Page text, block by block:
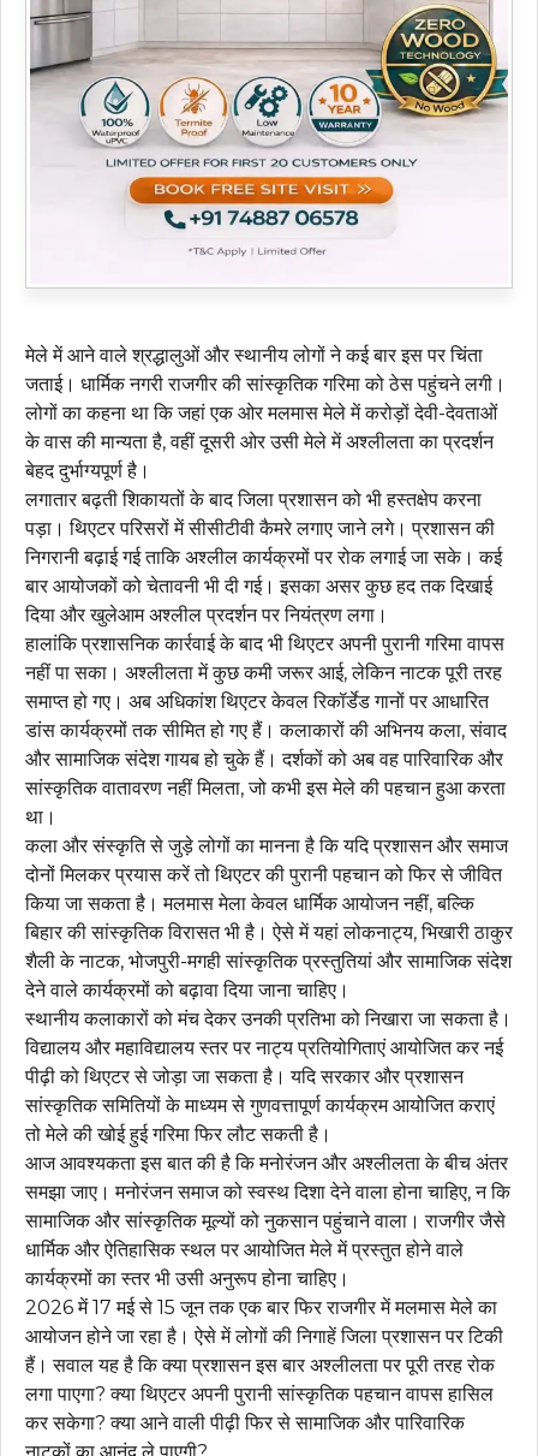
मेले में आने वाले श्रद्धालुओं और स्थानीय लोगों ने कई बार इस पर चिंता
जताई। धार्मिक नगरी राजगीर की सांस्कृतिक गरिमा को ठेस पहुंचने लगी।
लोगों का कहना था कि जहां एक ओर मलमास मेले में करोड़ों देवी-देवताओं
के वास की मान्यता है, वहीं दूसरी ओर उसी मेले में अश्लीलता का प्रदर्शन
बेहद दुर्भाग्यपूर्ण है।
लगातार बढ़ती शिकायतों के बाद जिला प्रशासन को भी हस्तक्षेप करना
पड़ा। थिएटर परिसरों में सीसीटीवी कैमरे लगाए जाने लगे। प्रशासन की
निगरानी बढ़ाई गई ताकि अश्लील कार्यक्रमों पर रोक लगाई जा सके। कई
बार आयोजकों को चेतावनी भी दी गई। इसका असर कुछ हद तक दिखाई
दिया और खुलेआम अश्लील प्रदर्शन पर नियंत्रण लगा।
हालांकि प्रशासनिक कार्रवाई के बाद भी थिएटर अपनी पुरानी गरिमा वापस
नहीं पा सका। अश्लीलता में कुछ कमी जरूर आई, लेकिन नाटक पूरी तरह
समाप्त हो गए। अब अधिकांश थिएटर केवल रिकॉर्डेड गानों पर आधारित
डांस कार्यक्रमों तक सीमित हो गए हैं। कलाकारों की अभिनय कला, संवाद
और सामाजिक संदेश गायब हो चुके हैं। दर्शकों को अब वह पारिवारिक और
सांस्कृतिक वातावरण नहीं मिलता, जो कभी इस मेले की पहचान हुआ करता
था।
कला और संस्कृति से जुड़े लोगों का मानना है कि यदि प्रशासन और समाज
दोनों मिलकर प्रयास करें तो थिएटर की पुरानी पहचान को फिर से जीवित
किया जा सकता है। मलमास मेला केवल धार्मिक आयोजन नहीं, बल्कि
बिहार की सांस्कृतिक विरासत भी है। ऐसे में यहां लोकनाट्य, भिखारी ठाकुर
शैली के नाटक, भोजपुरी-मगही सांस्कृतिक प्रस्तुतियां और सामाजिक संदेश
देने वाले कार्यक्रमों को बढ़ावा दिया जाना चाहिए।
स्थानीय कलाकारों को मंच देकर उनकी प्रतिभा को निखारा जा सकता है।
विद्यालय और महाविद्यालय स्तर पर नाट्य प्रतियोगिताएं आयोजित कर नई
पीढ़ी को थिएटर से जोड़ा जा सकता है। यदि सरकार और प्रशासन
सांस्कृतिक समितियों के माध्यम से गुणवत्तापूर्ण कार्यक्रम आयोजित कराएं
तो मेले की खोई हुई गरिमा फिर लौट सकती है।
आज आवश्यकता इस बात की है कि मनोरंजन और अश्लीलता के बीच अंतर
समझा जाए। मनोरंजन समाज को स्वस्थ दिशा देने वाला होना चाहिए, न कि
सामाजिक और सांस्कृतिक मूल्यों को नुकसान पहुंचाने वाला। राजगीर जैसे
धार्मिक और ऐतिहासिक स्थल पर आयोजित मेले में प्रस्तुत होने वाले
कार्यक्रमों का स्तर भी उसी अनुरूप होना चाहिए।
2026 में 17 मई से 15 जून तक एक बार फिर राजगीर में मलमास मेले का
आयोजन होने जा रहा है। ऐसे में लोगों की निगाहें जिला प्रशासन पर टिकी
हैं। सवाल यह है कि क्या प्रशासन इस बार अश्लीलता पर पूरी तरह रोक
लगा पाएगा? क्या थिएटर अपनी पुरानी सांस्कृतिक पहचान वापस हासिल
कर सकेगा? क्या आने वाली पीढ़ी फिर से सामाजिक और पारिवारिक